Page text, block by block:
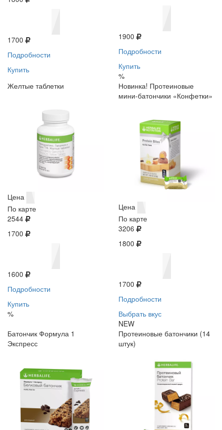
1700
Подробности
Купить
1900
Подробности
Купить
%
Желтые таблетки
Цена
По карте
2544
1700
1600
Подробности
Купить
%
Новинка! Протеиновые
мини-батончики «Конфетки»
Цена
По карте
3206
1800
1700
Подробности
Выбрать вкус
NEW
Батончик Формула 1
Экспресс
Протеиновые батончики (14
штук)